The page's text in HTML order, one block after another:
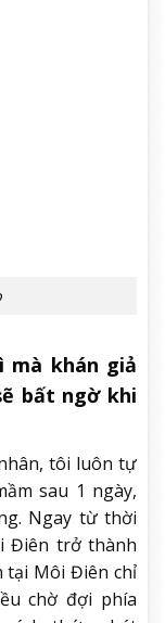
mà khán giả
bất ngờ khi
tôi luôn tự
sau 1 ngày,
Ngay từ thời
Điên trở thành
tại Môi Điên chỉ
chờ đợi phía